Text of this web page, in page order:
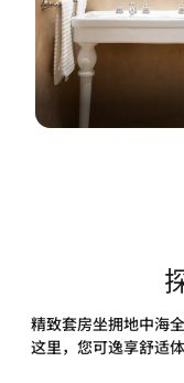
精致套房坐拥地中海
这里，您可逸享舒适